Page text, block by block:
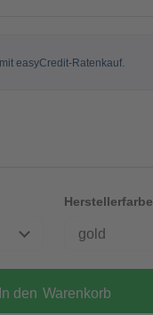
Herstellerfarbe
gold
In den Warenkorb